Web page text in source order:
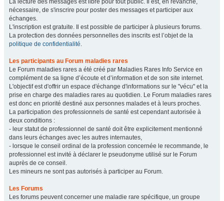
La lecture des messages est libre pour tout public. Il est, en revanche,
nécessaire, de s'inscrire pour poster des messages et participer aux
échanges.
L'inscription est gratuite. Il est possible de participer à plusieurs forums.
La protection des données personnelles des inscrits est l’objet de la
politique de confidentialité.
Les participants au Forum maladies rares
Le Forum maladies rares a été créé par Maladies Rares Info Service en
complément de sa ligne d’écoute et d’information et de son site internet.
L'objectif est d'offrir un espace d'échange d'informations sur le "vécu" et la
prise en charge des maladies rares au quotidien. Le Forum maladies rares
est donc en priorité destiné aux personnes malades et à leurs proches.
La participation des professionnels de santé est cependant autorisée à
deux conditions :
- leur statut de professionnel de santé doit être explicitement mentionné
dans leurs échanges avec les autres internautes,
- lorsque le conseil ordinal de la profession concernée le recommande, le
professionnel est invité à déclarer le pseudonyme utilisé sur le Forum
auprès de ce conseil.
Les mineurs ne sont pas autorisés à participer au Forum.
Les Forums
Les forums peuvent concerner une maladie rare spécifique, un groupe